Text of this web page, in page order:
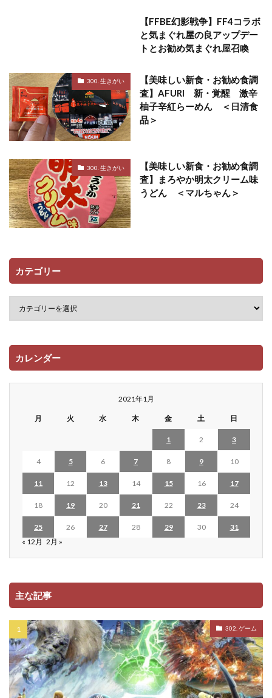
【FFBE幻影戦争】FF4コラボ
と気まぐれ屋の良アップデー
トとお勧め気まぐれ屋召喚
300. 生きがい
【美味しい新食・お勧め食調
査】AFURI 新・覚醒 激辛
柚子辛紅らーめん ＜日清食
品＞
300. 生きがい
【美味しい新食・お勧め食調
査】まろやか明太クリーム味
うどん ＜マルちゃん＞
カテゴリー
カレンダー
2021年1月
月 火 水 木 金 土 日
1 2 3
4 5 6 7 8 9 10
11 12 13 14 15 16 17
18 19 20 21 22 23 24
25 26 27 28 29 30
31
« 12月 2月 »
主な記事
302. ゲーム